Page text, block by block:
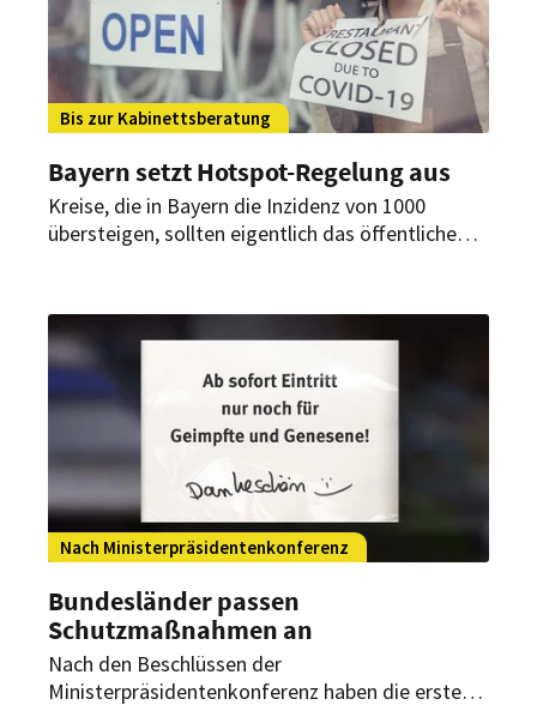
Bis zur Kabinettsberatung
Bayern setzt Hotspot-Regelung aus
Kreise, die in Bayern die Inzidenz von 1000
übersteigen, sollten eigentlich das öffentliche
begrüßen die Entscheidung.
Nach Ministerpräsidentenkonferenz
Bundesländer passen
Schutzmaßnahmen an
Nach den Beschlüssen der
Ministerpräsidentenkonferenz haben die ersten